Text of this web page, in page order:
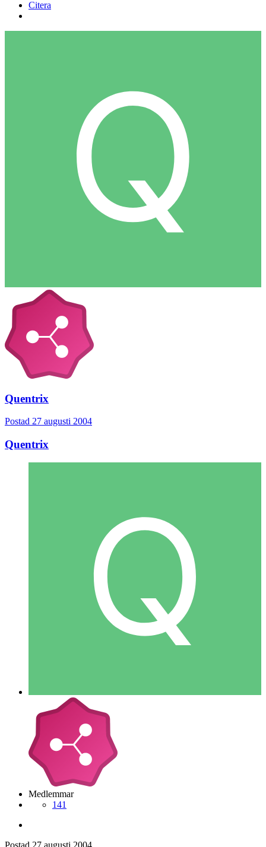
Citera
Quentrix
Postad 27 augusti 2004
Quentrix
Medlemmar
141
Postad 27 augusti 2004